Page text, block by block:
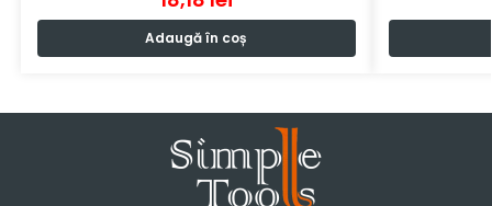
Adaugă în coș